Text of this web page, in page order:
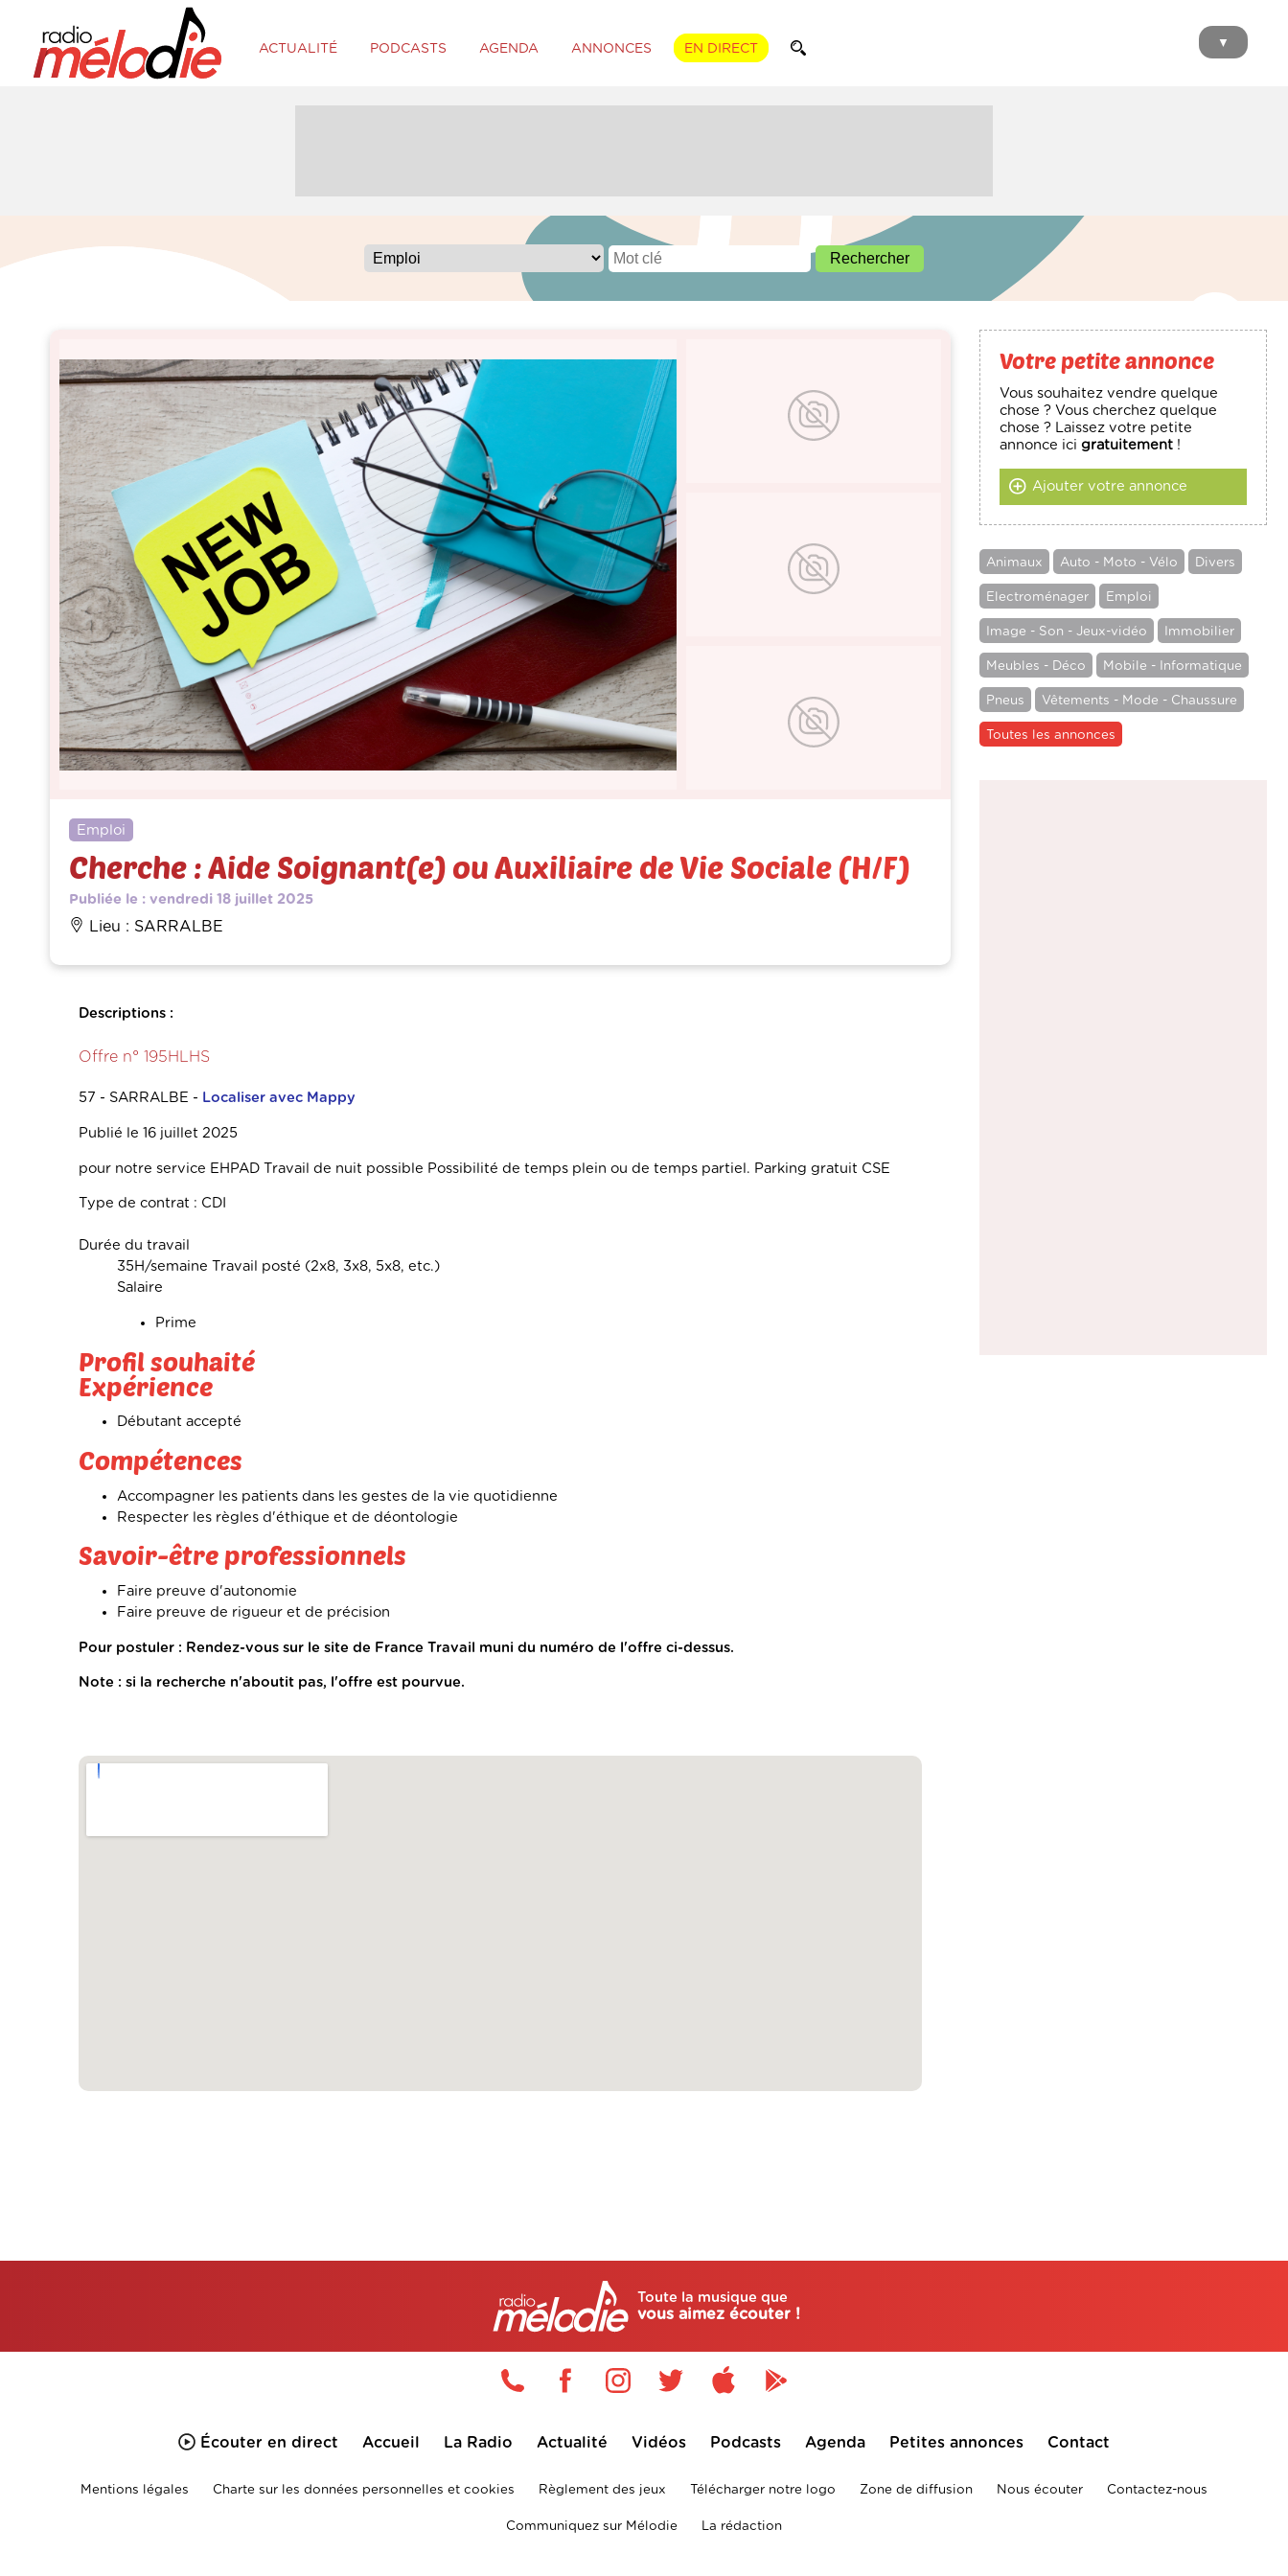
ACTUALITÉ PODCASTS AGENDA ANNONCES EN DIRECT ▼
Emploi
Cherche : Aide Soignant(e) ou Auxiliaire de Vie Sociale (H/F)
Publiée le : vendredi 18 juillet 2025
Lieu : SARRALBE
Descriptions :
Offre n° 195HLHS
57 - SARRALBE - Localiser avec Mappy
Publié le 16 juillet 2025
pour notre service EHPAD Travail de nuit possible Possibilité de temps plein ou de temps partiel. Parking gratuit CSE
Type de contrat : CDI
Durée du travail
35H/semaine Travail posté (2x8, 3x8, 5x8, etc.)
Salaire
Prime
Profil souhaité
Expérience
Débutant accepté
Compétences
Accompagner les patients dans les gestes de la vie quotidienne
Respecter les règles d'éthique et de déontologie
Savoir-être professionnels
Faire preuve d'autonomie
Faire preuve de rigueur et de précision
Pour postuler : Rendez-vous sur le site de France Travail muni du numéro de l'offre ci-dessus.
Note : si la recherche n'aboutit pas, l'offre est pourvue.
Votre petite annonce
Vous souhaitez vendre quelque
chose ? Vous cherchez quelque
chose ? Laissez votre petite
annonce icigratuitement !
Ajouter votre annonce
Animaux Auto - Moto - Vélo Divers
Electroménager Emploi
Image - Son - Jeux-vidéo Immobilier
Meubles - Déco Mobile - Informatique
Pneus Vêtements - Mode - Chaussure
Toutes les annonces
Toute la musique que
vous aimez écouter !
Écouter en direct Accueil La Radio Actualité Vidéos Podcasts Agenda Petites annonces Contact
Mentions légales Charte sur les données personnelles et cookies Règlement des jeux Télécharger notre logo Zone de diffusion Nous écouter Contactez-nous
Communiquez sur Mélodie La rédaction